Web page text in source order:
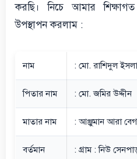
করছি। নিচে আমার
উপস্থাপন করলাম :
নাম : মো. রাশিদুল
পিতার নাম : মো. জমির উদ্দীন
মাতার নাম : আঞ্জুমান আরা
বর্তমান
: গ্রাম : নিউ